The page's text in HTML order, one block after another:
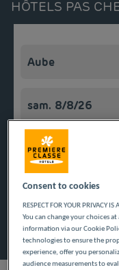
HÔTELS PAS
Navigate forward
Ajouter un code
Consent to cookies
RESPECT FOR YOUR PRIVACY IS
You can change your choices
information via our Cookie
technologies to ensure the
experience, offer you
audience measurements to